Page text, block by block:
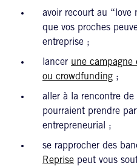
avoir recourt au “love
que vos proches
entreprise ;
lancer une
ou crowdfunding ;
aller à la rencontre
pourraient prendre
entrepreneurial ;
se rapprocher des
Reprise peut vous